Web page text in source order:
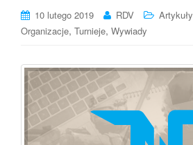
10 lutego 2019 RDV Artykuły
Organizacje, Turnieje, Wywiady